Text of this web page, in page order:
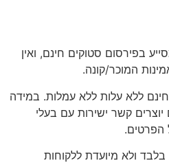
בפירסום סטוקים חינם, ואין
המוכר/קונה.
ללא עלות ללא עמלות. במידה
קשר ישירות עם בעלי
הפרטים.
בלבד ולא מיועדת ללקוחות